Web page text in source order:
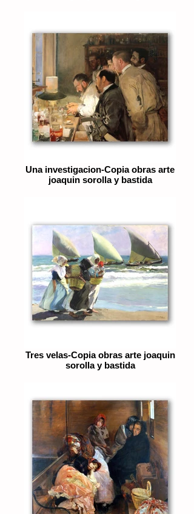
Una investigacion-Copia obras arte
joaquin sorolla y bastida
Tres velas-Copia obras arte joaquin
sorolla y bastida